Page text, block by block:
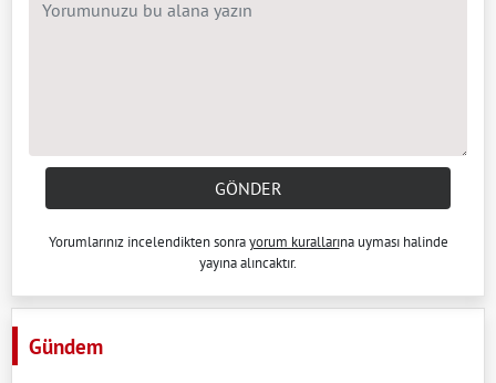
GÖNDER
Yorumlarınız incelendikten sonrayorum kurallarına uyması halinde
yayına alıncaktır.
Gündem